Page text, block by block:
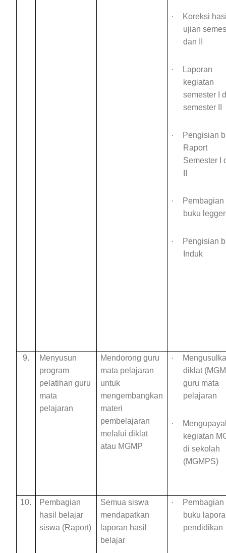
·
Koreksi
ujian
dan II
·
Laporan
kegiatan
semester I
semester II
·
Pengisian
Raport
Semester I
·
Pembagian
buku legger
·
Pengisian
Induk
9.
Menyusun
program
pelatihan guru
mata
pelajaran
Mendorong guru
mata pelajaran
untuk
mengembangkan
materi
pembelajaran
melalui diklat
atau MGMP
·
diklat
guru mata
pelajaran
·
kegiatan
di sekolah
(MGMPS)
10.
Pembagian
hasil belajar
siswa (Raport)
Semua siswa
mendapatkan
laporan hasil
belajar
·
Pembagian
buku
pendidikan